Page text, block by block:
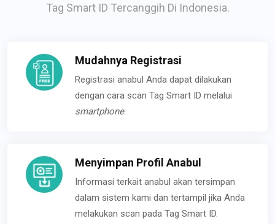
Tag Smart ID Tercanggih Di Indonesia.
Mudahnya Registrasi
Registrasi anabul Anda dapat dilakukan
dengan cara scan Tag Smart ID melalui
smartphone.
Menyimpan Profil Anabul
Informasi terkait anabul akan tersimpan
dalam sistem kami dan tertampil jika Anda
melakukan scan pada Tag Smart ID.